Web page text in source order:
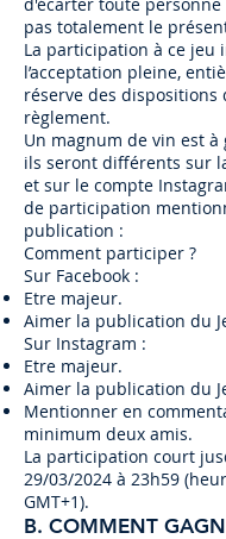
pas totalement le
La participation à ce jeu
l’acceptation pleine,
réserve des dispositions
règlement.
Un magnum de vin est à
ils seront différents sur
et sur le compte
de participation
publication :
Comment participer ?
Sur Facebook :
Etre majeur.
Aimer la publication du
Sur Instagram :
Etre majeur.
Aimer la publication du
Mentionner en
minimum deux amis.
La participation court
29/03/2024 à 23h59
GMT+1).
B. COMMENT